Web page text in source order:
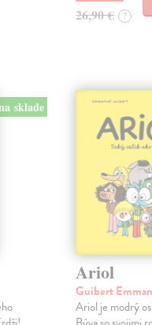
26,90 € ?
sklade
Ariol
Guibert
Ariol je modrý